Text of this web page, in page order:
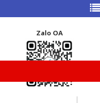
Zalo OA
LINH KIỆN DESKTOP
MAIN INTEL
Z790-PLUS WIFI D5